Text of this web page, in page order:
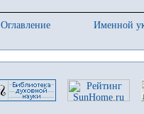
Оглавление
Именной